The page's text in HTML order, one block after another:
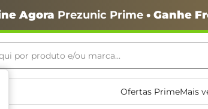
Agora Prezunic Prime• Ganhe
por produto e/ou marca...
Ofertas PrimeMais
buscados